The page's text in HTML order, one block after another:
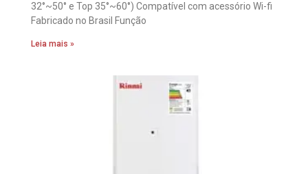
32°~50° e Top 35°~60°) Compatível com acessório Wi-fi
Fabricado no Brasil Função
Leia mais »